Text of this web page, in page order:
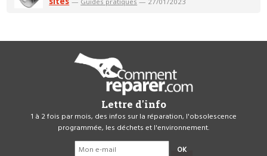
Lettre d'info
1 à 2 fois par mois, des infos sur la réparation, l'obsolescence
programmée, les déchets et l'environnement.
OK